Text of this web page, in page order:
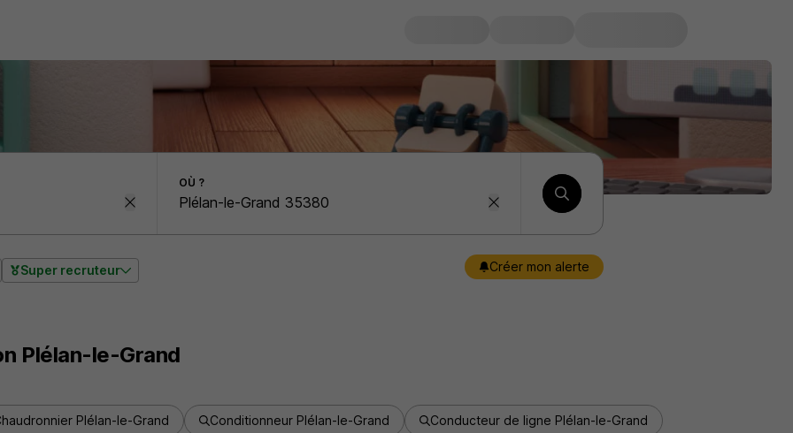
OÙ ?
Super recruteur Créer mon alerte
Plélan-le-Grand
Plélan-le-Grand Conditionneur Plélan-le-Grand Conducteur de ligne Plélan-le-Grand